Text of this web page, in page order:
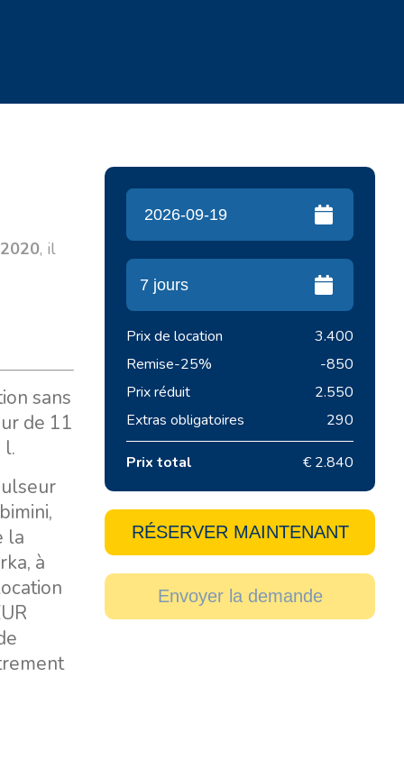
2020, il
sans
de 11
l.
la
à
Prix de location
3.400
Remise-25%
-850
Prix réduit
2.550
Extras obligatoires
290
Prix total € 2.840
RÉSERVER MAINTENANT
Envoyer la demande